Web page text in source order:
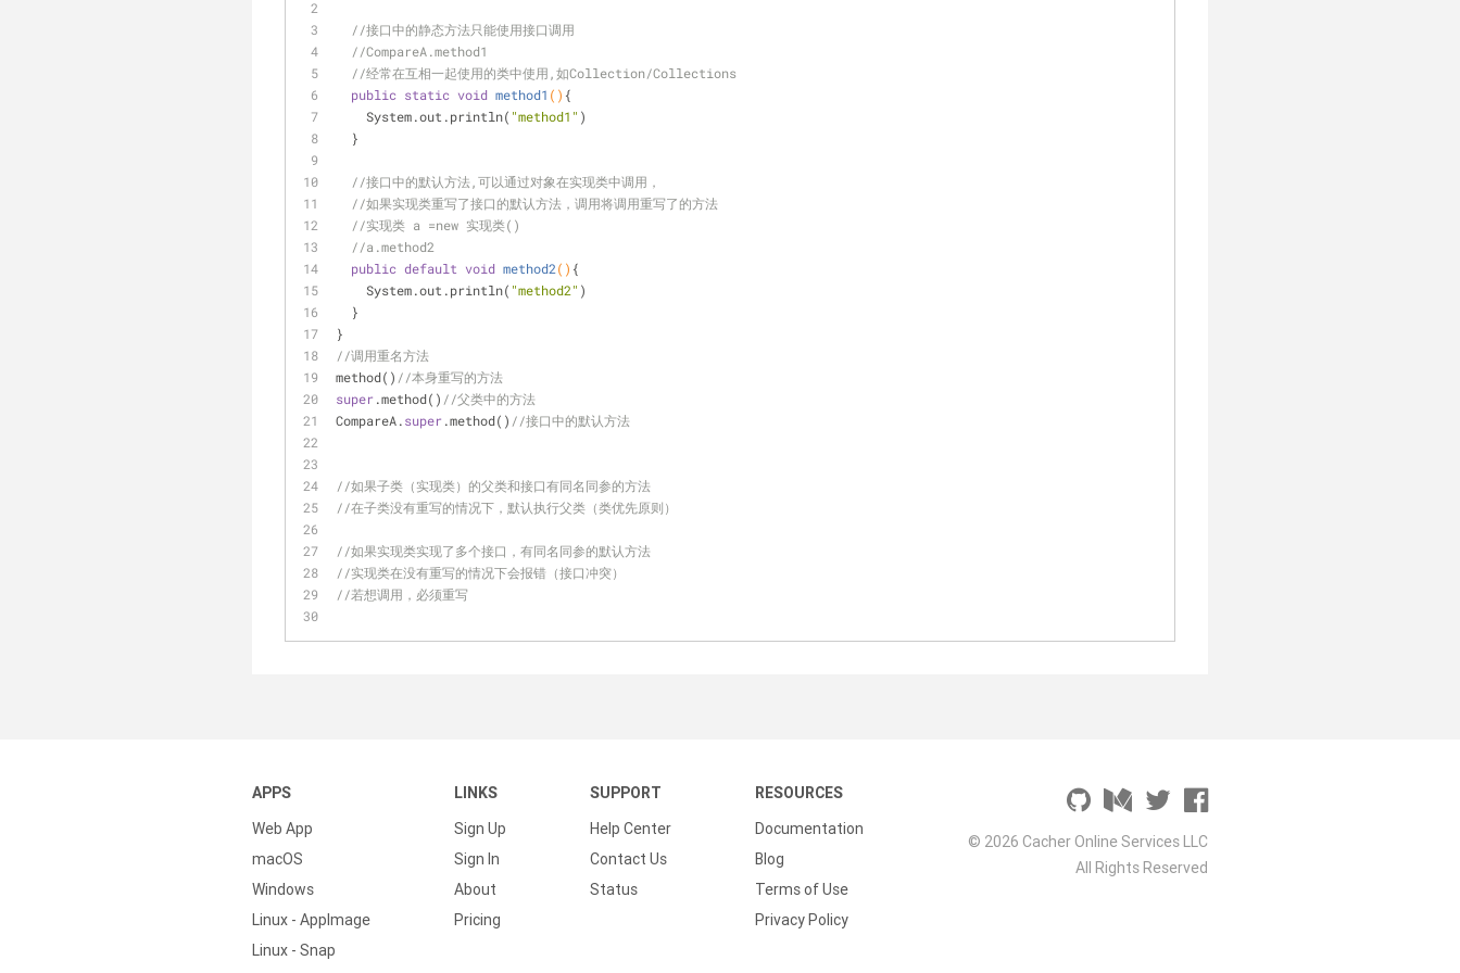
//接口中的静态方法只能使用接口调用
//CompareA.method1
//经常在互相一起使用的类中使用,如Collection/Collections
public static void method1 () {
    System.out.println(
"method1" )
  }
//接口中的默认方法,可以通过对象在实现类中调用，
//如果实现类重写了接口的默认方法，调用将调用重写了的方法
//实现类 a =new 实现类()
//a.method2
public default void method2() {
    System.out.println(
"method2" )
  }
}
//调用重名方法
method() //本身重写的方法
super.method() //父类中的方法
CompareA.super.method() //接口中的默认方法
//如果子类（实现类）的父类和接口有同名同参的方法
//在子类没有重写的情况下，默认执行父类（类优先原则）
//如果实现类实现了多个接口，有同名同参的默认方法
//实现类在没有重写的情况下会报错（接口冲突）
//若想调用，必须重写
APPS
Web App
macOS
Windows
Linux - AppImage
Linux - Snap
LINKS
Sign Up
Sign In
About
Pricing
SUPPORT
Help Center
Contact Us
Status
RESOURCES
Documentation
Blog
Terms of Use
Privacy Policy
© 2026 Cacher Online Services LLC
All Rights Reserved